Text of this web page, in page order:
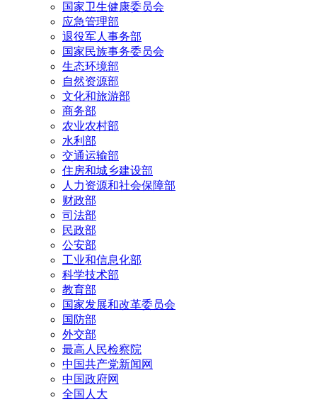
国家卫生健康委员会
应急管理部
退役军人事务部
国家民族事务委员会
生态环境部
自然资源部
文化和旅游部
商务部
农业农村部
水利部
交通运输部
住房和城乡建设部
人力资源和社会保障部
财政部
司法部
民政部
公安部
工业和信息化部
科学技术部
教育部
国家发展和改革委员会
国防部
外交部
最高人民检察院
中国共产党新闻网
中国政府网
全国人大